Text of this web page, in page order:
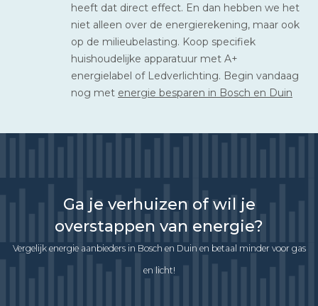
heeft dat direct effect. En dan hebben we het
niet alleen over de energierekening, maar ook
op de milieubelasting. Koop specifiek
huishoudelijke apparatuur met A+
energielabel of Ledverlichting. Begin vandaag
nog met energie besparen in Bosch en Duin
Ga je verhuizen of wil je
overstappen van energie?
Vergelijk energie aanbieders in Bosch en Duin en betaal minder voor gas
en licht!